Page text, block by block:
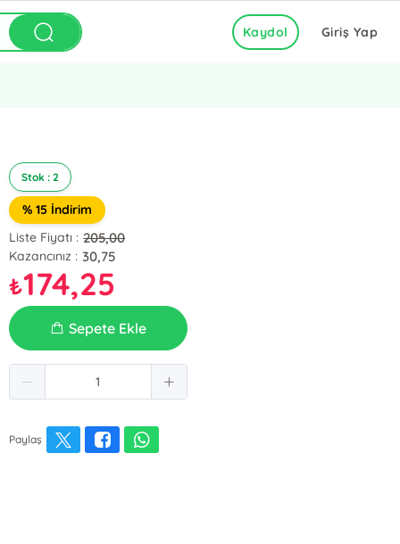
Giriş Yap
Kaydol
Stok : 2
% 15 İndirim
Liste Fiyatı : 205,00
Kazancınız : 30,75
₺174,25
Sepete Ekle
Paylaş